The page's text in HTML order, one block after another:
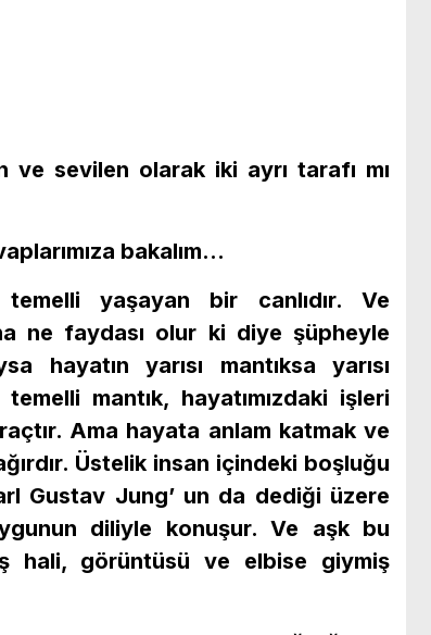
ve sevilen olarak iki ayrı tarafı mı
bakalım…
yaşayan bir canlıdır. Ve
ne faydası olur ki diye şüpheyle
hayatın yarısı mantıksa yarısı
mantık, hayatımızdaki işleri
Ama hayata anlam katmak ve
Üstelik insan içindeki boşluğu
Gustav Jung’ un da dediği üzere
diliyle konuşur. Ve aşk bu
hali, görüntüsü ve elbise giymiş